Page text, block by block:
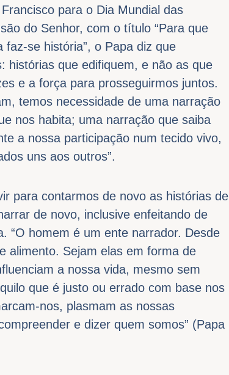
para o Dia Mundial das
do Senhor, com o título “Para que
se história”, o Papa diz que
histórias que edifiquem, e não as que
e a força para prosseguirmos juntos.
temos necessidade de uma narração
nos habita; uma narração que saiba
a nossa participação num tecido vivo,
uns aos outros”.
para contarmos de novo as histórias de
de novo, inclusive enfeitando de
“O homem é um ente narrador. Desde
alimento. Sejam elas em forma de
a nossa vida, mesmo sem
que é justo ou errado com base nos
nos, plasmam as nossas
e dizer quem somos” (Papa